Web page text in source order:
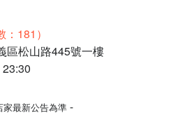
181）
區松山路445號一樓
家最新公告為準 -